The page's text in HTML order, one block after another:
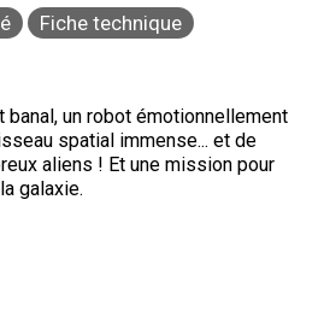
Fiche technique
banal, un robot émotionnellement
spatial immense... et de
aliens ! Et une mission pour
galaxie.